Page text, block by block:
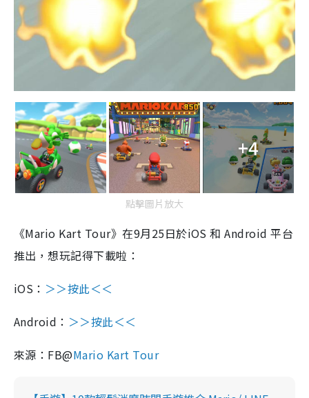
+4
點擊圖片放大
《Mario Kart Tour》在9月25日於iOS 和 Android 平台
推出，想玩記得下載啦：
iOS： ＞＞按此＜＜
Android： ＞＞按此＜＜
來源：FB@Mario Kart Tour